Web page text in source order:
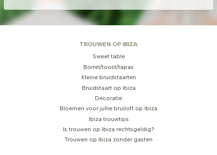
TROUWEN OP IBIZA
Sweet table
Borrel/toost/tapas
Kleine bruidstaarten
Bruidstaart op Ibiza
Decoratie
Bloemen voor jullie bruiloft op Ibiza
Ibiza trouwtips
Is trouwen op Ibiza rechtsgeldig?
Trouwen op Ibiza zonder gasten